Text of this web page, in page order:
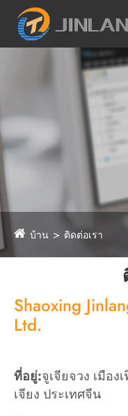
บ้าน ติดต่อเรา
Shaoxing
Ltd.
ที่อยู่:จูเจียจวง เมือ
เจียง ประเทศจีน